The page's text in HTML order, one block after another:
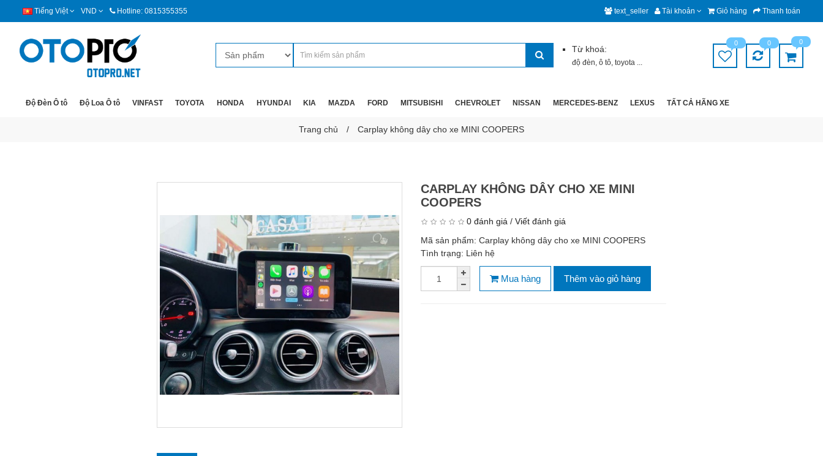
Tiếng Việt VND Hotline: 0815355355 text_seller Tài khoản Giỏ hàng Thanh toán
Từ khoá:
độ đèn,ô tô,toyota ...
0 0 0
Độ Đèn Ô tô Độ Loa Ô tô VINFAST TOYOTA HONDA HYUNDAI KIA MAZDA FORD MITSUBISHI CHEVROLET NISSAN MERCEDES-BENZ LEXUS TẤT CẢ HÃNG XE
Trang chủ Carplay không dây cho xe MINI COOPERS
CARPLAY KHÔNG DÂY CHO XE MINI
COOPERS
0 đánh giá / Viết đánh giá
Mã sản phẩm: Carplay không dây cho xe MINI COOPERS
Tình trạng: Liên hệ
Mua hàng Thêm vào giỏ hàng